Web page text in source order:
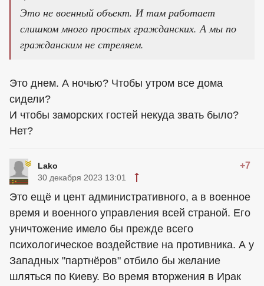
Это не военный объект. И там работает
слишком много простых гражданских. А мы по
гражданским не стреляем.
Это днем. А ночью? Чтобы утром все дома
сидели?
И чтобы заморских гостей некуда звать было?
Нет?
Lako +7
30 декабря 2023 13:01
Это ещё и цент административного, а в военное
время и военного управления всей страной. Его
уничтожение имело бы прежде всего
психологическое воздействие на противника. А у
Западных "партнёров" отбило бы желание
шляться по Киеву. Во время вторжения в Ирак